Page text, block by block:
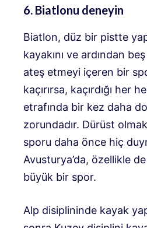
6. Biatlonu deneyin
Biatlon, düz bir pistte
kayakını ve ardından
ateş etmeyi içeren bir
kaçırırsa, kaçırdığı her
etrafında bir kez daha
zorundadır. Dürüst
sporu daha önce hiç
Avusturya’da, özellikle
büyük bir spor.
Alp disiplininde kayak